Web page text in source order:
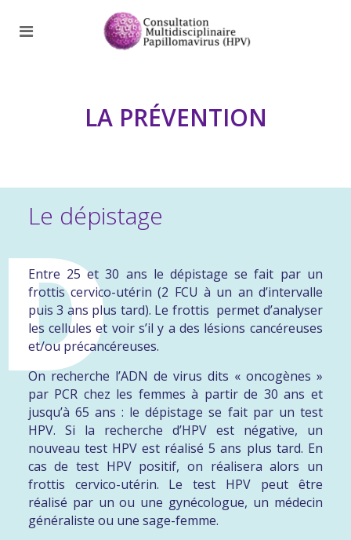
LA PRÉVENTION
Le dépistage
Entre 25 et 30 ans le dépistage se fait par un
frottis cervico-utérin (2 FCU à un an d’intervalle
puis 3 ans plus tard). Le frottis permet d’analyser
les cellules et voir s’il y a des lésions cancéreuses
et/ou précancéreuses.
On recherche l’ADN de virus dits « oncogènes »
par PCR chez les femmes à partir de 30 ans et
jusqu’à 65 ans : le dépistage se fait par un test
HPV. Si la recherche d’HPV est négative, un
nouveau test HPV est réalisé 5 ans plus tard. En
cas de test HPV positif, on réalisera alors un
frottis cervico-utérin. Le test HPV peut être
réalisé par un ou une gynécologue, un médecin
généraliste ou une sage-femme.